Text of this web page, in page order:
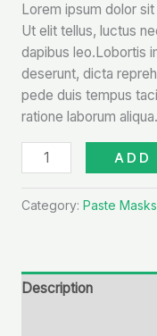
Lorem ipsum dolor
Ut elit tellus, luctus
dapibus leo.Lobortis
deserunt, dicta
pede duis tempus
ratione laborum aliqua.
ADD
Category: Paste Masks
Description